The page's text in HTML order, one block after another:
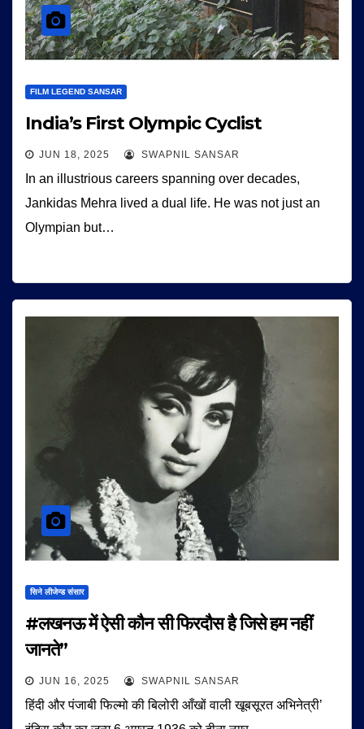
FILM LEGEND SANSAR
India’s First Olympic Cyclist
JUN 18, 2025 SWAPNIL SANSAR
In an illustrious careers spanning over decades,
Jankidas Mehra lived a dual life. He was not just an
Olympian but…
सिने लीजेन्ड संसार
#लखनऊ में ऐसी कौन सी फिरदौस है जिसे हम नहीं
जानते”
JUN 16, 2025 SWAPNIL SANSAR
हिंदी और पंजाबी फिल्मो की बिलोरी आँखों वाली खूबसूरत अभिनेत्री’